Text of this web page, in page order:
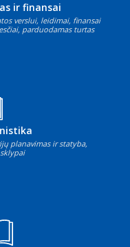
ir finansai
verslui, leidimai, finansai
parduodamas turtas
planavimas ir statyba,